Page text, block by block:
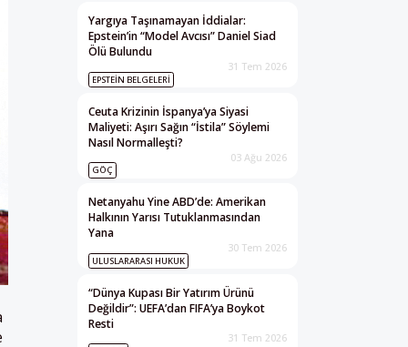
Yargıya Taşınamayan İddialar:
Epstein’in “Model Avcısı” Daniel Siad
Ölü Bulundu
EPSTEIN BELGELERI
31 Tem 2026
Ceuta Krizinin İspanya’ya Siyasi
Maliyeti: Aşırı Sağın “İstila” Söylemi
Nasıl Normalleşti?
GÖÇ
03 Ağu 2026
Netanyahu Yine ABD’de: Amerikan
Halkının Yarısı Tutuklanmasından
Yana
ULUSLARARASI HUKUK
30 Tem 2026
“Dünya Kupası Bir Yatırım Ürünü
Değildir”: UEFA’dan FIFA’ya Boykot
Resti
31 Tem 2026